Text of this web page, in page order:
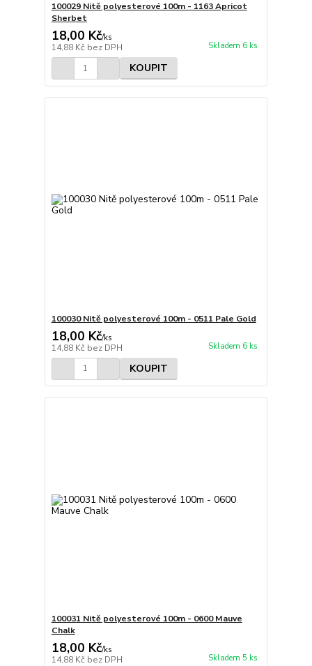
100029 Nitě polyesterové 100m - 1163 Apricot
Sherbet
18,00 Kč/ks
14,88 Kč bez DPH Skladem 6 ks
KOUPIT
100030 Nitě polyesterové 100m - 0511 Pale Gold
18,00 Kč/ks
14,88 Kč bez DPH Skladem 6 ks
KOUPIT
100031 Nitě polyesterové 100m - 0600 Mauve
Chalk
18,00 Kč/ks
14,88 Kč bez DPH Skladem 5 ks